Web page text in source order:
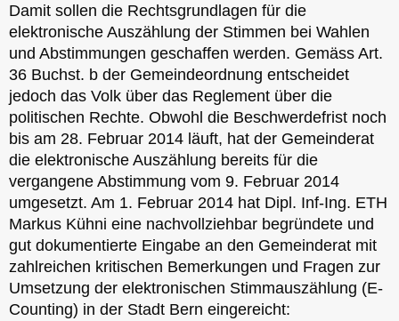
Damit sollen die Rechtsgrundlagen für die
elektronische Auszählung der Stimmen bei Wahlen
und Abstimmungen geschaffen werden. Gemäss Art.
36 Buchst. b der Gemeindeordnung entscheidet
jedoch das Volk über das Reglement über die
politischen Rechte. Obwohl die Beschwerdefrist noch
bis am 28. Februar 2014 läuft, hat der Gemeinderat
die elektronische Auszählung bereits für die
vergangene Abstimmung vom 9. Februar 2014
umgesetzt. Am 1. Februar 2014 hat Dipl. Inf-Ing. ETH
Markus Kühni eine nachvollziehbar begründete und
gut dokumentierte Eingabe an den Gemeinderat mit
zahlreichen kritischen Bemerkungen und Fragen zur
Umsetzung der elektronischen Stimmauszählung (E-
Counting) in der Stadt Bern eingereicht: